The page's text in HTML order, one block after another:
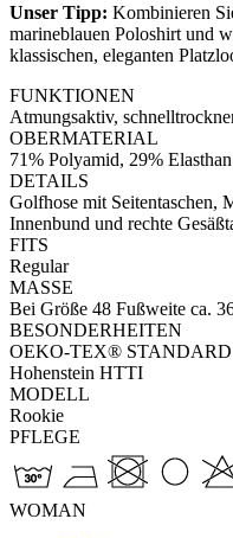
Unser Tipp: Kombinieren
marineblauen Poloshirt und
klassischen, eleganten
FUNKTIONEN
Atmungsaktiv,
OBERMATERIAL
71% Polyamid, 29% Elasthan
DETAILS
Golfhose mit Seitentaschen,
Innenbund und rechte
FITS
Regular
MASSE
Bei Größe 48 Fußweite ca.
BESONDERHEITEN
OEKO-TEX® STANDARD
Hohenstein HTTI
MODELL
Rookie
PFLEGE
WOMAN